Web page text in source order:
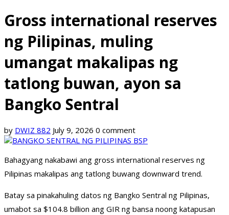
Gross international reserves
ng Pilipinas, muling
umangat makalipas ng
tatlong buwan, ayon sa
Bangko Sentral
by DWIZ 882 July 9, 2026 0 comment
Bahagyang nakabawi ang gross international reserves ng
Pilipinas makalipas ang tatlong buwang downward trend.
Batay sa pinakahuling datos ng Bangko Sentral ng Pilipinas,
umabot sa $104.8 billion ang GIR ng bansa noong katapusan